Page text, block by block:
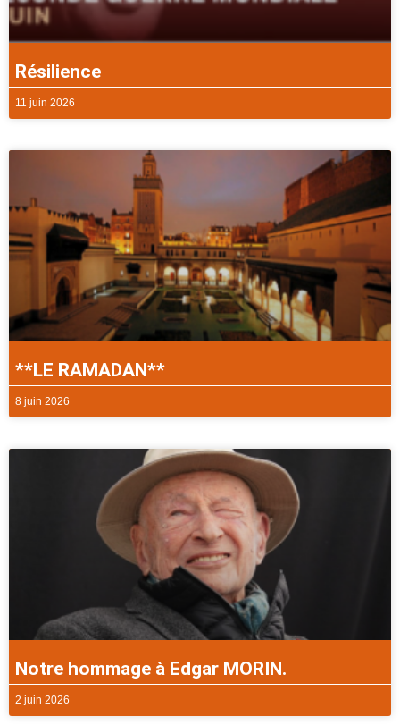
Résilience
11 juin 2026
**LE RAMADAN**
8 juin 2026
Notre hommage à Edgar MORIN.
2 juin 2026